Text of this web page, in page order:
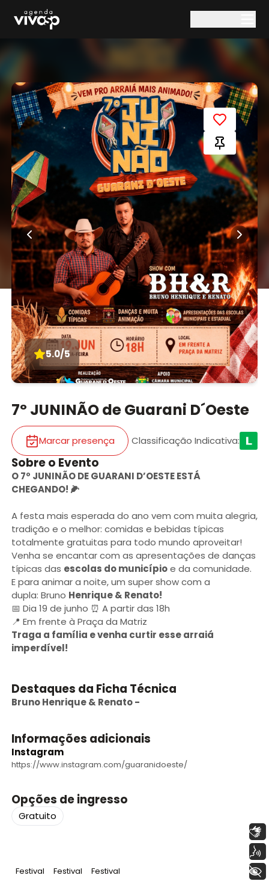
5.0/5
7º JUNINÃO de Guarani D´Oeste
Marcar presença Classificação Indicativa:
Sobre o Evento
O 7º JUNINÃO DE GUARANI D’OESTE ESTÁ
CHEGANDO! 🌽
A festa mais esperada do ano vem com muita alegria,
tradição e o melhor: comidas e bebidas típicas
totalmente gratuitas para todo mundo aproveitar!
Venha se encantar com as apresentações de danças
típicas das escolas do municípioe da comunidade.
E para animar a noite, um super show com a
dupla: Bruno Henrique & Renato!
📅 Dia 19 de junho ⏰ A partir das 18h
📍 Em frente à Praça da Matriz
Traga a família e venha curtir esse arraiá
imperdível!
Destaques da Ficha Técnica
Bruno Henrique & Renato-
Informações adicionais
Instagram
https://www.instagram.com/guaranidoeste/
Opções de ingresso
Gratuito
Tag:
Festival Tag:
Festival Tag:
Festival